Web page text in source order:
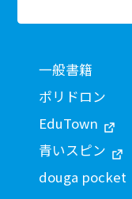
一般書籍
ポリドロン
EduTown
青いスピン
douga pocket